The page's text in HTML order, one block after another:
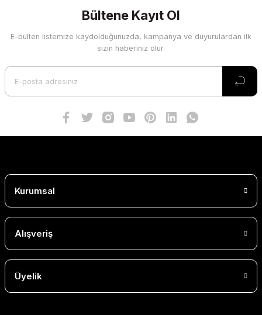
Bültene Kayıt Ol
E-bülten listemize kaydolduğunuzda, kampanya ve duyurulardan ilk
sizin haberiniz olur.
Kurumsal
Alışveriş
Üyelik